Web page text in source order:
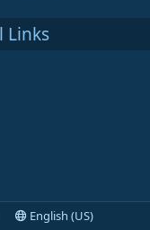
Links
English (US)